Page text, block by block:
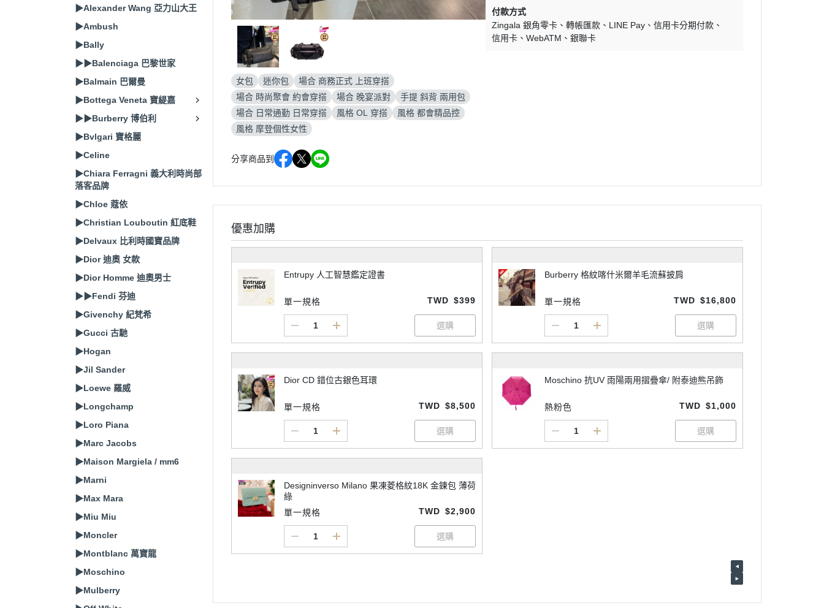
▶Alexander Wang 亞力山大王
▶Ambush
▶Bally
▶▶Balenciaga 巴黎世家
▶Balmain 巴爾曼
▶Bottega Veneta 寶緹嘉
▶▶Burberry 博伯利
▶Bvlgari 寶格麗
▶Celine
▶Chiara Ferragni 義大利時尚部
落客品牌
▶Chloe 蔻依
▶Christian Louboutin 紅底鞋
▶Delvaux 比利時國寶品牌
▶Dior 迪奧 女款
▶Dior Homme 迪奧男士
▶▶Fendi 芬迪
▶Givenchy 紀梵希
▶Gucci 古馳
▶Hogan
▶Jil Sander
▶Loewe 羅威
▶Longchamp
▶Loro Piana
▶Marc Jacobs
▶Maison Margiela / mm6
▶Marni
▶Max Mara
▶Miu Miu
▶Moncler
▶Montblanc 萬寶龍
▶Moschino
▶Mulberry
女包 迷你包
場合 商務正式 上班穿搭
場合 時尚聚會 約會穿搭
場合 晚宴派對
手提 斜背 兩用包
場合 日常通勤 日常穿搭
風格 OL 穿搭
風格 都會精品控
風格 摩登個性女性
分享商品到
付款方式
Zingala 銀角零卡
轉帳匯款 LINE Pay
信用卡分期付款
信用卡
WebATM 銀聯卡
優惠加購
Entrupy 人工智慧鑑定證書
單一規格 TWD $399
Burberry 格紋喀什米爾羊毛流蘇披肩
單一規格 TWD $16,800
Dior CD 錯位古銀色耳環
單一規格 TWD $8,500
Moschino 抗UV 雨陽兩用摺疊傘/ 附泰迪熊吊飾
熱粉色 TWD $1,000
Designinverso Milano 果凍菱格紋18K 金鍊包 薄荷
綠
單一規格
TWD $2,900